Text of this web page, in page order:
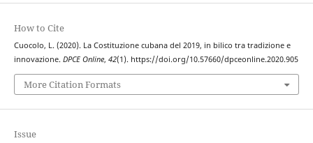
How to Cite
Cuocolo, L. (2020). La Costituzione cubana del 2019, in bilico tra tradizione e
innovazione. DPCE Online, 42(1). https://doi.org/10.57660/dpceonline.2020.905
More Citation Formats
Issue